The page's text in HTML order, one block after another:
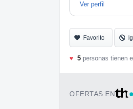
Ver perfil
Favorito
♥ 5 personas tienen
OFERTAS EN